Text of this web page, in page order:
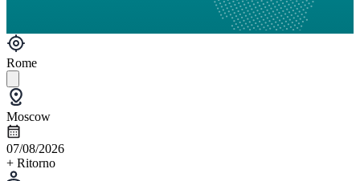
Rome
Moscow
07/08/2026
+ Ritorno